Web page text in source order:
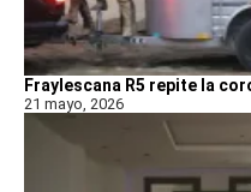
Fraylescana R5 repite la
21 mayo, 2026